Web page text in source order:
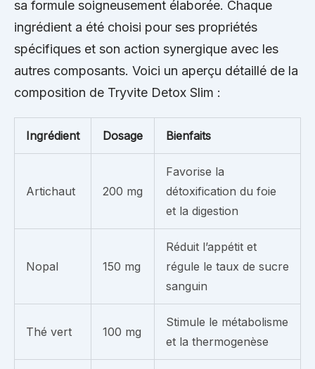
sa formule soigneusement élaborée. Chaque
ingrédient a été choisi pour ses propriétés
spécifiques et son action synergique avec les
autres composants. Voici un aperçu détaillé de la
composition de Tryvite Detox Slim :
Ingrédient Dosage Bienfaits
Artichaut 200 mg
Favorise la
détoxification du foie
et la digestion
Nopal 150 mg
Réduit l’appétit et
régule le taux de sucre
sanguin
Thé vert 100 mg
Stimule le métabolisme
et la thermogenèse